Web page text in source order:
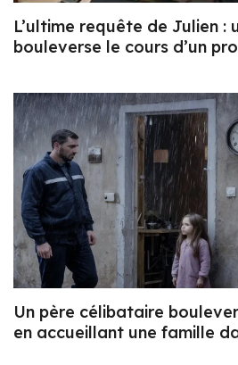
L’ultime requête de Julien :
bouleverse le cours d’un
Un père célibataire
en accueillant une famille